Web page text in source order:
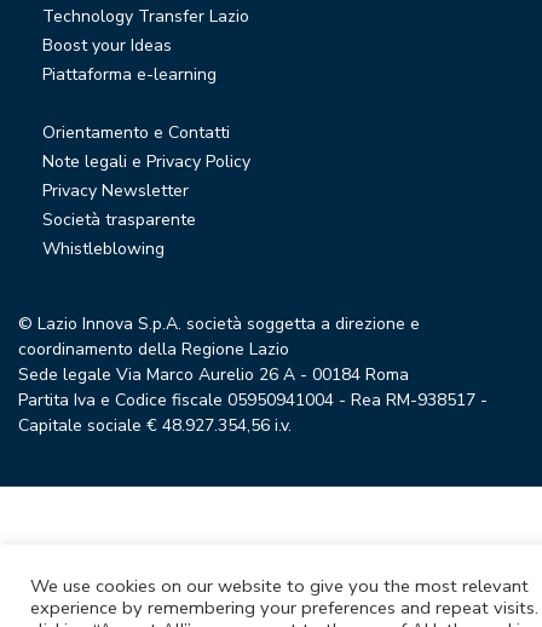
Technology Transfer Lazio
Boost your Ideas
Piattaforma e-learning
Orientamento e Contatti
Note legali e Privacy Policy
Privacy Newsletter
Società trasparente
Whistleblowing
© Lazio Innova S.p.A. società soggetta a direzione e
coordinamento della Regione Lazio
Sede legale Via Marco Aurelio 26 A - 00184 Roma
Partita Iva e Codice fiscale 05950941004 - Rea RM-938517 -
Capitale sociale € 48.927.354,56 i.v.
We use cookies on our website to give you the most relevant
experience by remembering your preferences and repeat